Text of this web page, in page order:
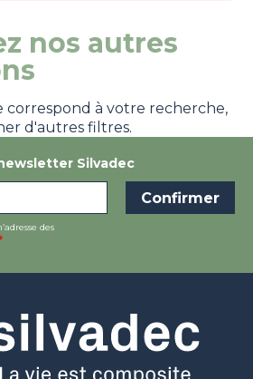
nos autres
à votre recherche,
d'autres filtres.
Silvadec
des